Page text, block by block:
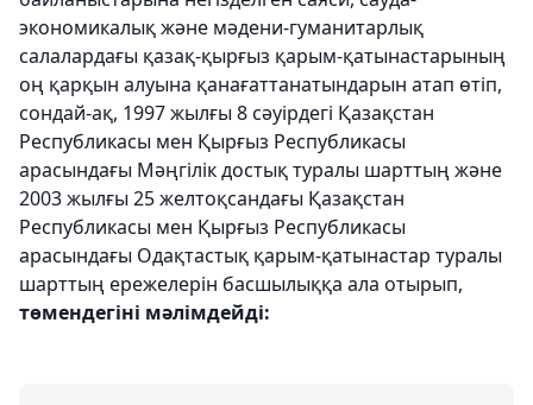
экономикалық және мәдени-гуманитарлық
салалардағы қазақ-қырғыз қарым-қатынастарының
оң қарқын алуына қанағаттанатындарын атап өтіп,
сондай-ақ, 1997 жылғы 8 сәуірдегі Қазақстан
Республикасы мен Қырғыз Республикасы
арасындағы Мәңгілік достық туралы шарттың және
2003 жылғы 25 желтоқсандағы Қазақстан
Республикасы мен Қырғыз Республикасы
арасындағы Одақтастық қарым-қатынастар туралы
шарттың ережелерін басшылыққа ала отырып,
төмендегіні мәлімдейді: